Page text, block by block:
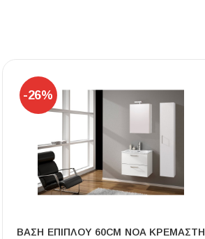
-26%
ΒΑΣΗ ΕΠΙΠΛΟΥ 60CM ΝΟΑ ΚΡΕΜΑΣΤΗ